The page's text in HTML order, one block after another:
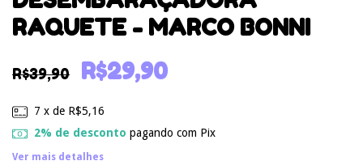
RAQUETE - MARCO BONNI
R$39,90 R$29,90
7 x de R$5,16
2% de desconto pagando com Pix
Ver mais detalhes